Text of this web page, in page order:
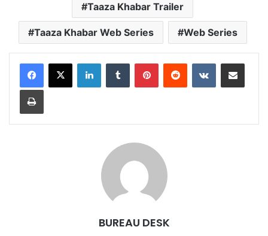
Taaza Khabar Trailer
Taaza Khabar Web Series Web Series
LinkedInTumblr PinterestReddit VKontakteShare via Email
Print
BUREAU DESK